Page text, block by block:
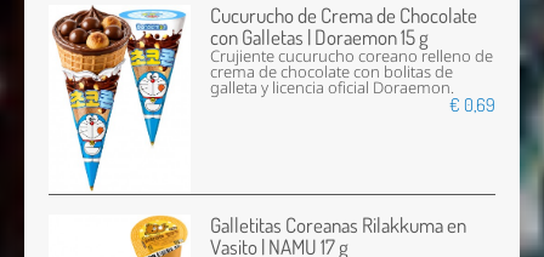
Cucurucho de Crema de Chocolate
con Galletas | Doraemon 15 g
Crujiente cucurucho coreano relleno de
crema de chocolate con bolitas de
galleta y licencia oficial Doraemon.
€ 0,69
Galletitas Coreanas Rilakkuma en
Vasito | NAMU 17 g